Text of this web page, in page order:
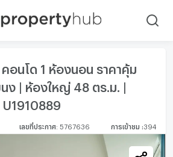
อนโด 1 ห้องนอน ราคาคุ้ม
นง | ห้องใหญ่ 48 ตร.ม. |
เลขที่ประกาศ: 5767636 การเข้าชม 394